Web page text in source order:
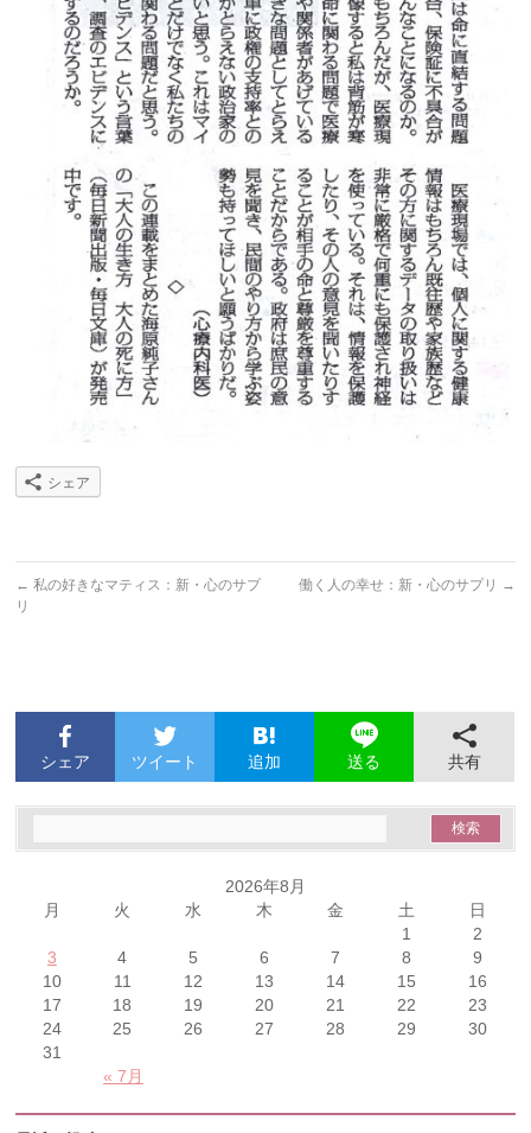
シェア
← 私の好きなマティス：新・心のサプ
リ
働く人の幸せ：新・心のサプリ →
シェア ツイート 追加 送る 共有
2026年8月
月
火 水 木 金 土 日
« 7月
1
2
3
4 5 6 7 8
9
10
11 12 13 14 15
16
17
18 19 20 21 22
23
24
25 26 27 28 29
30
31